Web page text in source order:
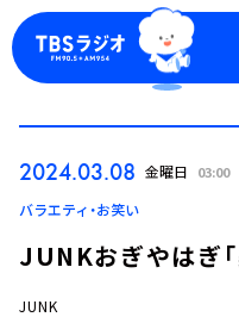
ログイン
2024.03.08 金曜日 03:00
バラエティ・お笑い
JUNKおぎやはぎ「
JUNK